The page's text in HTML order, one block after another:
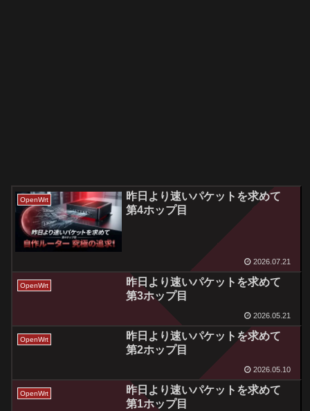
OpenWrt
昨日より速いパケットを求めて
第4ホップ目
2026.07.21
OpenWrt
昨日より速いパケットを求めて
第3ホップ目
2026.05.21
OpenWrt
昨日より速いパケットを求めて
第2ホップ目
2026.05.10
OpenWrt
昨日より速いパケットを求めて
第1ホップ目